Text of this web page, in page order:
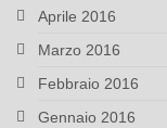
Aprile 2016
Marzo 2016
Febbraio 2016
Gennaio 2016